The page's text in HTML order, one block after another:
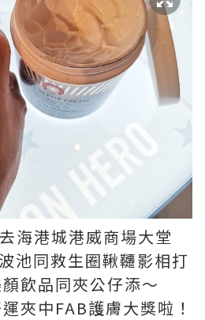
海港城港威商場大堂
池同救生圈鞦韆影相打
飲品同夾公仔添～
夾中FAB護膚大獎啦！